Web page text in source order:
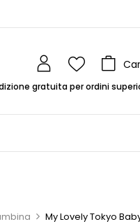
gratuita per ordini
My Lovely Tokyo